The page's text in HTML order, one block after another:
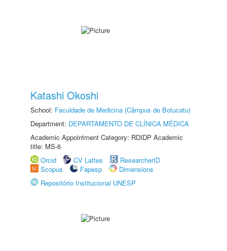
Katashi Okoshi
School: Faculdade de Medicina (Câmpus de Botucatu)
Department: DEPARTAMENTO DE CLÍNICA MÉDICA
Academic Appointment Category: RDIDP Academic
title: MS-6
Orcid
CV Lattes
ResearcherID
Scopus
Fapesp
Dimensions
Repositório Institucional UNESP